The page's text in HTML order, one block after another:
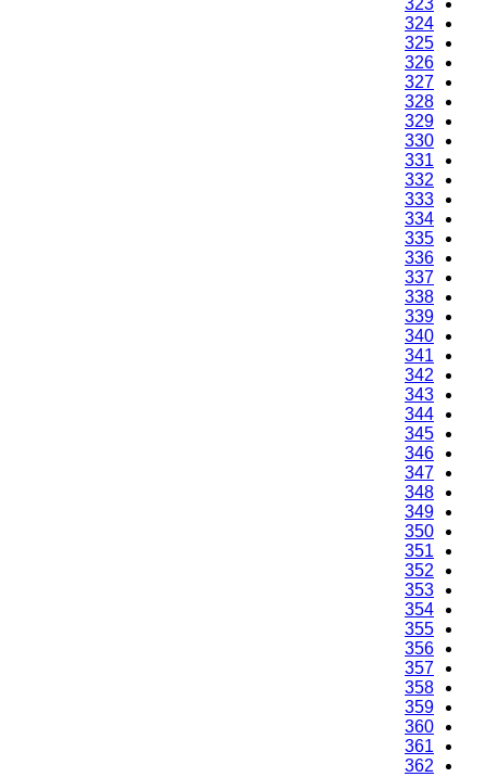
323
324
325
326
327
328
329
330
331
332
333
334
335
336
337
338
339
340
341
342
343
344
345
346
347
348
349
350
351
352
353
354
355
356
357
358
359
360
361
362